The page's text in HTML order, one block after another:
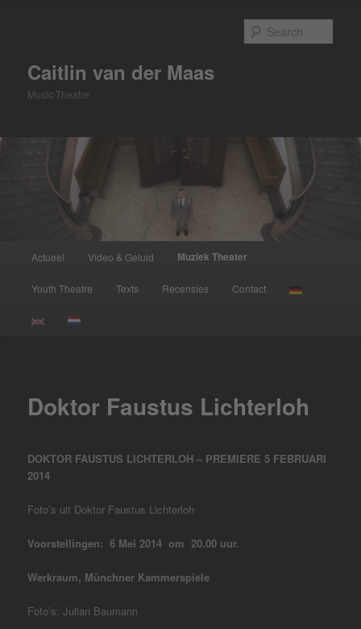
Caitlin van der Maas
Music Theatre
Actueel Video & Geluid Muziek Theater
Youth Theatre Texts Recensies Contact
Doktor Faustus Lichterloh
DOKTOR FAUSTUS LICHTERLOH – PREMIERE 5 FEBRUARI
2014
Foto’s uit Doktor Faustus Lichterloh
Voorstellingen: 6 Mei 2014 om 20.00 uur.
Werkraum, Münchner Kammerspiele
Foto’s: Julian Baumann